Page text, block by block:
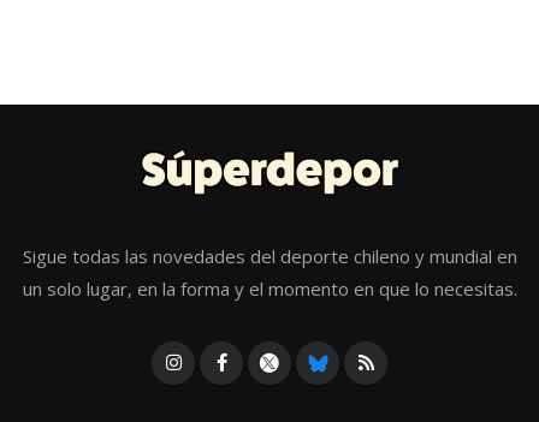
Sigue todas las novedades del deporte chileno y mundial en
un solo lugar, en la forma y el momento en que lo necesitas.